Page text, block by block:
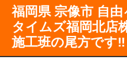
福岡県 宗像市 自
タイムズ福岡北店
施工班の尾方です‼️